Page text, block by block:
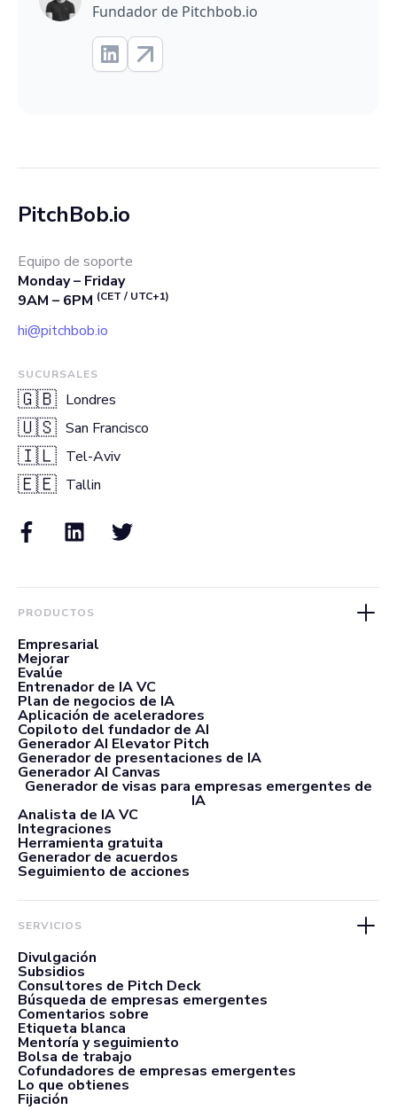
Fundador de Pitchbob.io
PitchBob.io
Equipo de soporte
Monday – Friday
9AM – 6PM (CET / UTC+1)
hi@pitchbob.io
SUCURSALES
🇬🇧 Londres
🇺🇸 San Francisco
🇮🇱 Tel-Aviv
🇪🇪 Tallin
PRODUCTOS
Empresarial
Mejorar
Evalúe
Entrenador de IA VC
Plan de negocios de IA
Aplicación de aceleradores
Copiloto del fundador de AI
Generador AI Elevator Pitch
Generador de presentaciones de IA
Generador AI Canvas
Generador de visas para empresas emergentes de
IA
Analista de IA VC
Integraciones
Herramienta gratuita
Generador de acuerdos
Seguimiento de acciones
SERVICIOS
Divulgación
Subsidios
Consultores de Pitch Deck
Búsqueda de empresas emergentes
Comentarios sobre
Etiqueta blanca
Mentoría y seguimiento
Bolsa de trabajo
Cofundadores de empresas emergentes
Lo que obtienes
Fijación